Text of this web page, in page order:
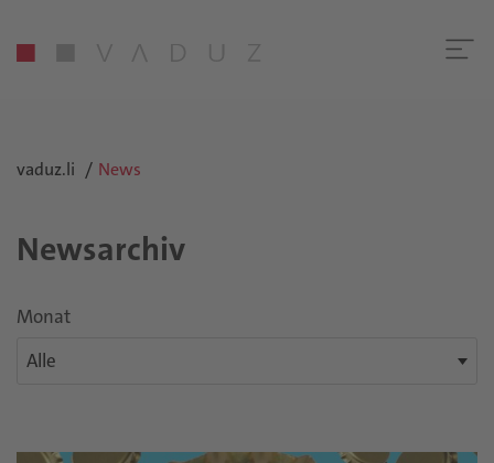
vaduz.li News
Newsarchiv
Monat